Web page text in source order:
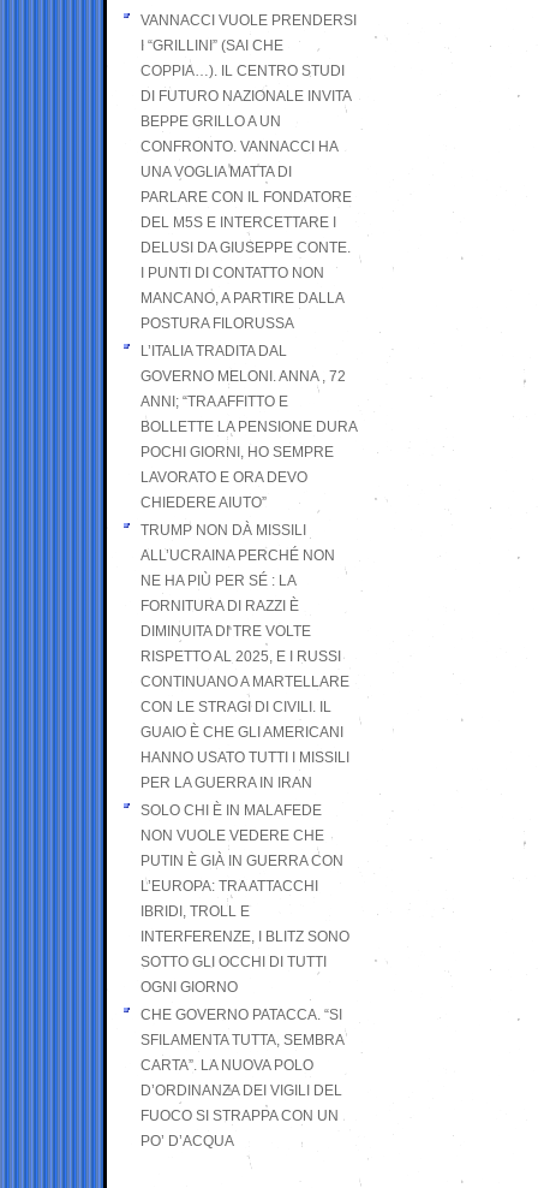
VANNACCI VUOLE PRENDERSI
I “GRILLINI” (SAI CHE
COPPIA…). IL CENTRO STUDI
DI FUTURO NAZIONALE INVITA
BEPPE GRILLO A UN
CONFRONTO. VANNACCI HA
UNA VOGLIA MATTA DI
PARLARE CON IL FONDATORE
DEL M5S E INTERCETTARE I
DELUSI DA GIUSEPPE CONTE.
I PUNTI DI CONTATTO NON
MANCANO, A PARTIRE DALLA
POSTURA FILORUSSA
L’ITALIA TRADITA DAL
GOVERNO MELONI. ANNA , 72
ANNI; “TRA AFFITTO E
BOLLETTE LA PENSIONE DURA
POCHI GIORNI, HO SEMPRE
LAVORATO E ORA DEVO
CHIEDERE AIUTO”
TRUMP NON DÀ MISSILI
ALL’UCRAINA PERCHÉ NON
NE HA PIÙ PER SÉ : LA
FORNITURA DI RAZZI È
DIMINUITA DI TRE VOLTE
RISPETTO AL 2025, E I RUSSI
CONTINUANO A MARTELLARE
CON LE STRAGI DI CIVILI. IL
GUAIO È CHE GLI AMERICANI
HANNO USATO TUTTI I MISSILI
PER LA GUERRA IN IRAN
SOLO CHI È IN MALAFEDE
NON VUOLE VEDERE CHE
PUTIN È GIÀ IN GUERRA CON
L’EUROPA: TRA ATTACCHI
IBRIDI, TROLL E
INTERFERENZE, I BLITZ SONO
SOTTO GLI OCCHI DI TUTTI
OGNI GIORNO
CHE GOVERNO PATACCA. “SI
SFILAMENTA TUTTA, SEMBRA
CARTA”. LA NUOVA POLO
D’ORDINANZA DEI VIGILI DEL
FUOCO SI STRAPPA CON UN
PO’ D’ACQUA